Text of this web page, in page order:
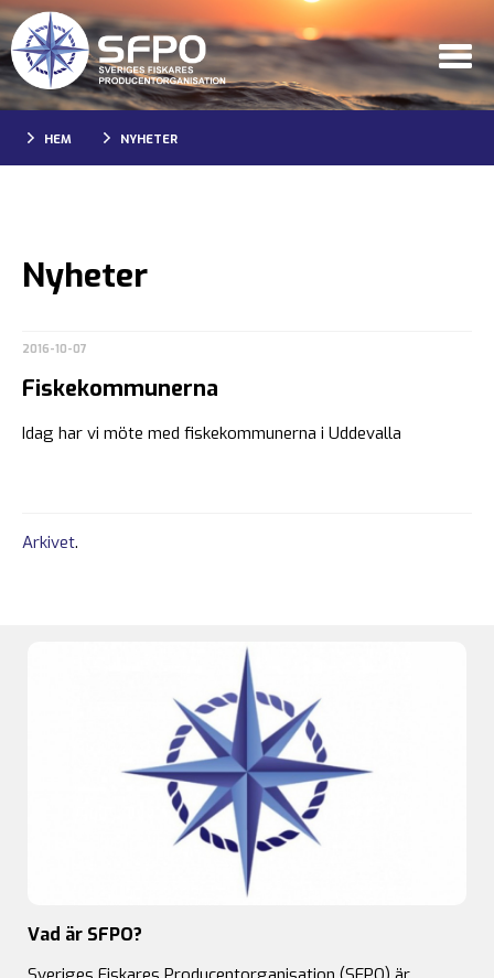
HEM NYHETER
Nyheter
2016-10-07
Fiskekommunerna
Idag har vi möte med fiskekommunerna i Uddevalla
Arkivet.
Vad är SFPO?